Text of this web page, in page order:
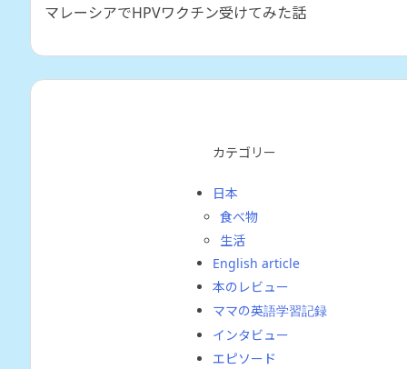
マレーシアでHPVワクチン受けてみた話
カテゴリー
日本
食べ物
生活
English article
本のレビュー
ママの英語学習記録
インタビュー
エピソード